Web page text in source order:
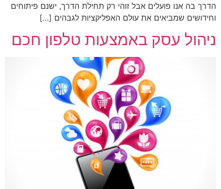
הדרך בה אנו פועלים אבל זוהי רק תחילת הדרך, ישנם פיתוחים
וחידושים שמביאים את עולם האפליקציות לגבהים […]
ניהול עסק באמצעות טלפון חכם